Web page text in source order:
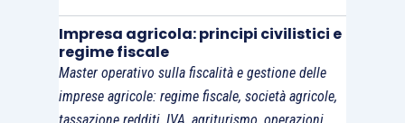
come carburanti per motori, di cui
all’articolo 2, comma 1-bis, D.Lgs.
127/2015, e per lecessioni di beni
prestazioni di servizi tramite distributori
Impresa agricola: principi civilistici e
regime fiscale
Master operativo sulla fiscalità e gestione delle
imprese agricole: regime fiscale, società agricole,